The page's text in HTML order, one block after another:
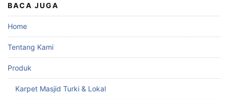
BACA JUGA
Home
Tentang Kami
Produk
Karpet Masjid Turki & Lokal